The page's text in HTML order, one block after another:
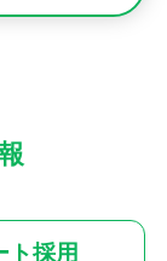
ト採用